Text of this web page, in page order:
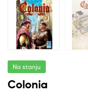
Na stanju
Colonia